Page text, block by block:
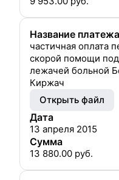
Название платежа
частичная оплата
скорой помощи
лежачей больной
Киржач
Открыть файл
Дата
13 апреля 2015
Сумма
13 880.00 руб.